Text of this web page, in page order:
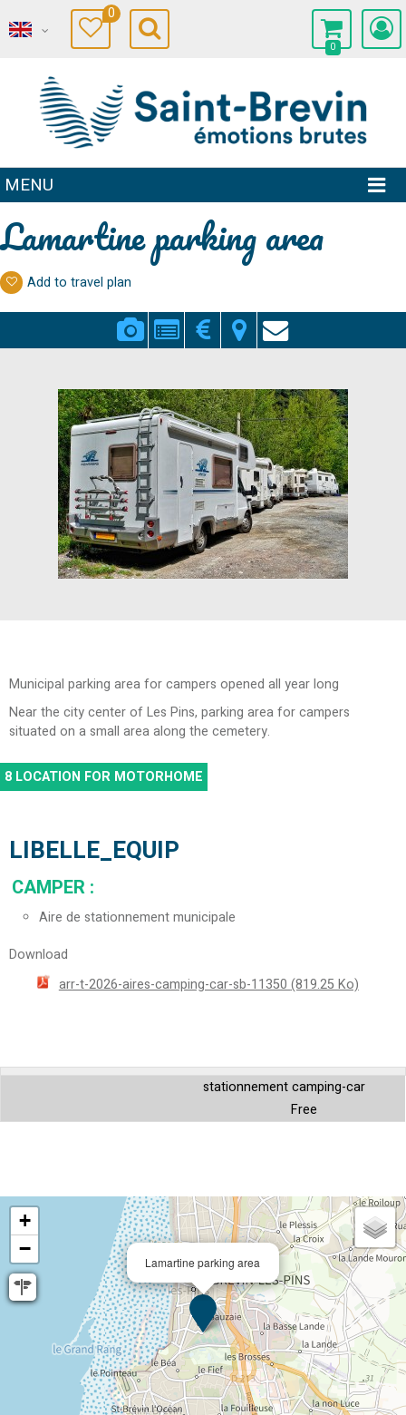
0
0
MENU
Lamartine parking area
Add to travel plan
Municipal parking area for campers opened all year long
Near the city center of Les Pins, parking area for campers
situated on a small area along the cemetery.
8 LOCATION FOR MOTORHOME
LIBELLE_EQUIP
CAMPER :
Aire de stationnement municipale
Download
arr-t-2026-aires-camping-car-sb-11350 (819.25 Ko)
stationnement camping-car
Free
Lamartine parking area
+
−